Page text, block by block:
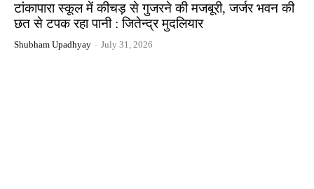
टांकापारा स्कूल में कीचड़ से गुजरने की मजबूरी, जर्जर भवन की
छत से टपक रहा पानी : जितेन्द्र मुदलियार
Shubham Upadhyay - July 31, 2026